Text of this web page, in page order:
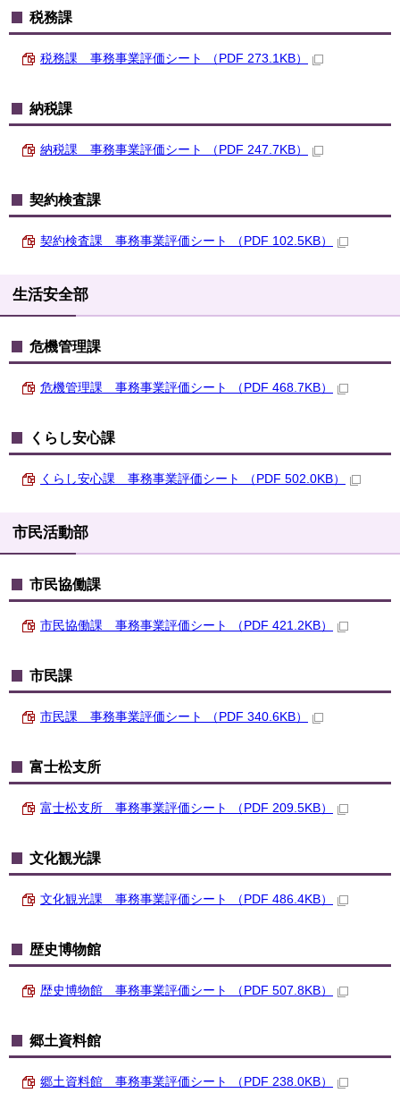
税務課
税務課 事務事業評価シート （PDF 273.1KB）
納税課
納税課 事務事業評価シート （PDF 247.7KB）
契約検査課
契約検査課 事務事業評価シート （PDF 102.5KB）
生活安全部
危機管理課
危機管理課 事務事業評価シート （PDF 468.7KB）
くらし安心課
くらし安心課 事務事業評価シート （PDF 502.0KB）
市民活動部
市民協働課
市民協働課 事務事業評価シート （PDF 421.2KB）
市民課
市民課 事務事業評価シート （PDF 340.6KB）
富士松支所
富士松支所 事務事業評価シート （PDF 209.5KB）
文化観光課
文化観光課 事務事業評価シート （PDF 486.4KB）
歴史博物館
歴史博物館 事務事業評価シート （PDF 507.8KB）
郷土資料館
郷土資料館 事務事業評価シート （PDF 238.0KB）